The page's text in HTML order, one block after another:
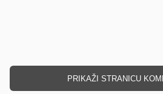
PRIKAŽI STRANICU